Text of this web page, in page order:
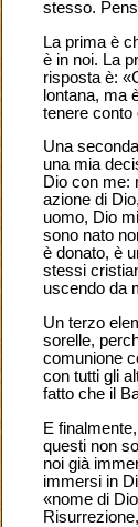
stesso.
La prima è
è in noi. La
risposta è:
lontana, ma
tenere conto
Una
una mia
Dio con me:
azione di
uomo, Dio
sono nato
è donato, è
stessi
uscendo da
Un terzo
sorelle,
comunione
con tutti gli
fatto che il
E
questi non
noi già
immersi in
«nome di